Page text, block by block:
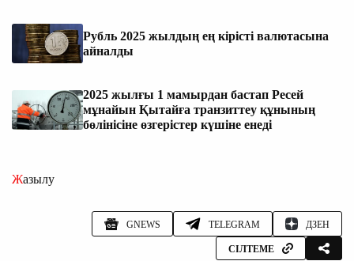
Рубль 2025 жылдың ең кірісті валютасына
айналды
2025 жылғы 1 мамырдан бастап Ресей
мұнайын Қытайға транзиттеу құнының
бөлінісіне өзгерістер күшіне енеді
Жазылу
GNEWS TELEGRAM ДЗЕН
СІЛТЕМЕ